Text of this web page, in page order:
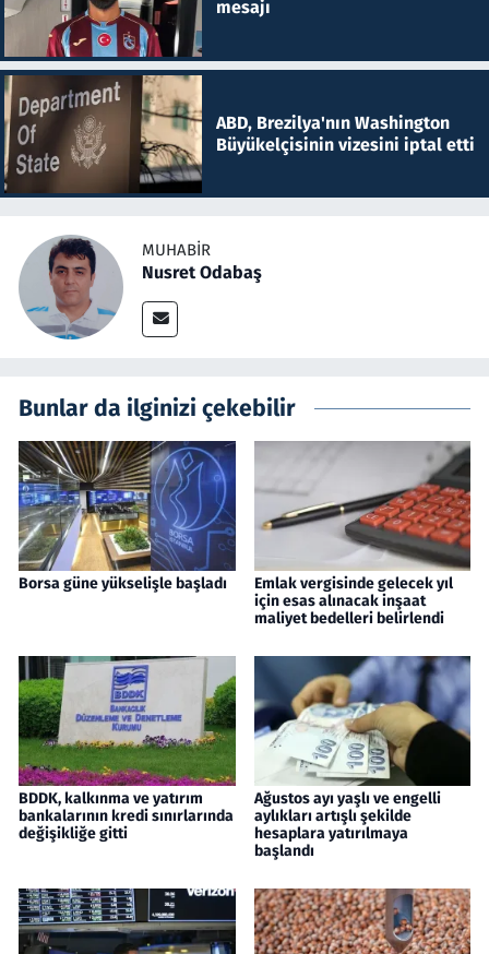
mesajı
ABD, Brezilya'nın Washington
Büyükelçisinin vizesini iptal etti
MUHABIR
Nusret Odabaş
Bunlar da ilginizi çekebilir
Borsa güne yükselişle başladı
Emlak vergisinde gelecek yıl
için esas alınacak inşaat
maliyet bedelleri belirlendi
BDDK, kalkınma ve yatırım
bankalarının kredi sınırlarında
değişikliğe gitti
Ağustos ayı yaşlı ve engelli
aylıkları artışlı şekilde
hesaplara yatırılmaya
başlandı